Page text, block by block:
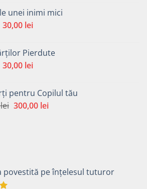
fost:
65,00 lei.
30,00 lei.
unei inimi mici
Prețul
fost:
65,00 lei.
30,00 leiPrețul
30,00 lei.
Pierdute
Prețul
fost:
65,00 lei.
30,00 leiPrețul
30,00 lei.
pentru Copilul tău
lei Prețul
300,00 leiPrețul
povestită pe înțelesul tuturor